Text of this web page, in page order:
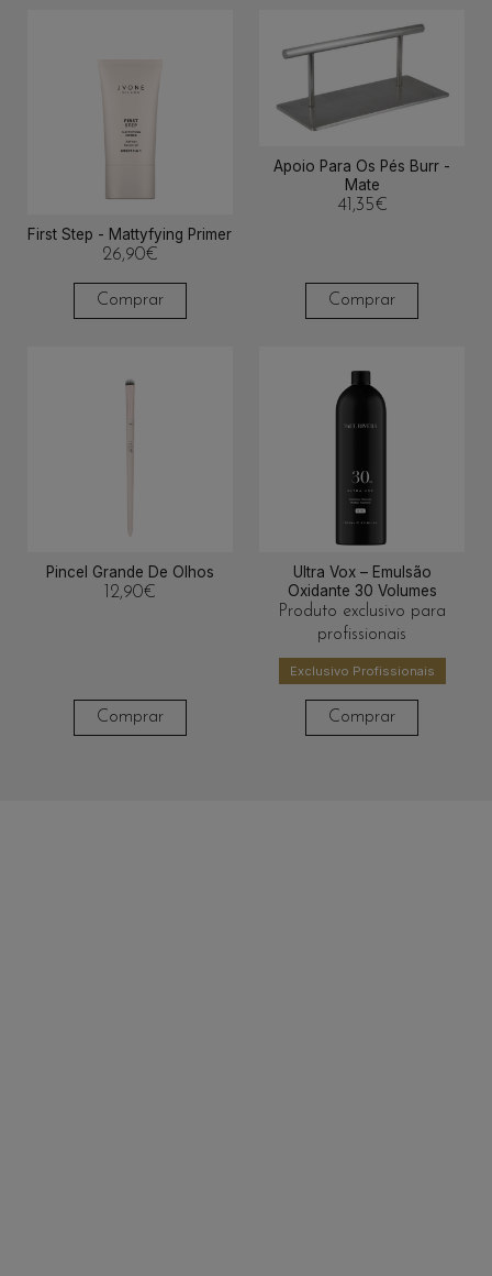
First Step - Mattyfying Primer
26,90€
Comprar
Apoio Para Os Pés Burr -
Mate
41,35€
Comprar
Pincel Grande De Olhos
12,90€
Comprar
Ultra Vox – Emulsão
Oxidante 30 Volumes
Produto exclusivo para
profissionais
Exclusivo Profissionais
Comprar